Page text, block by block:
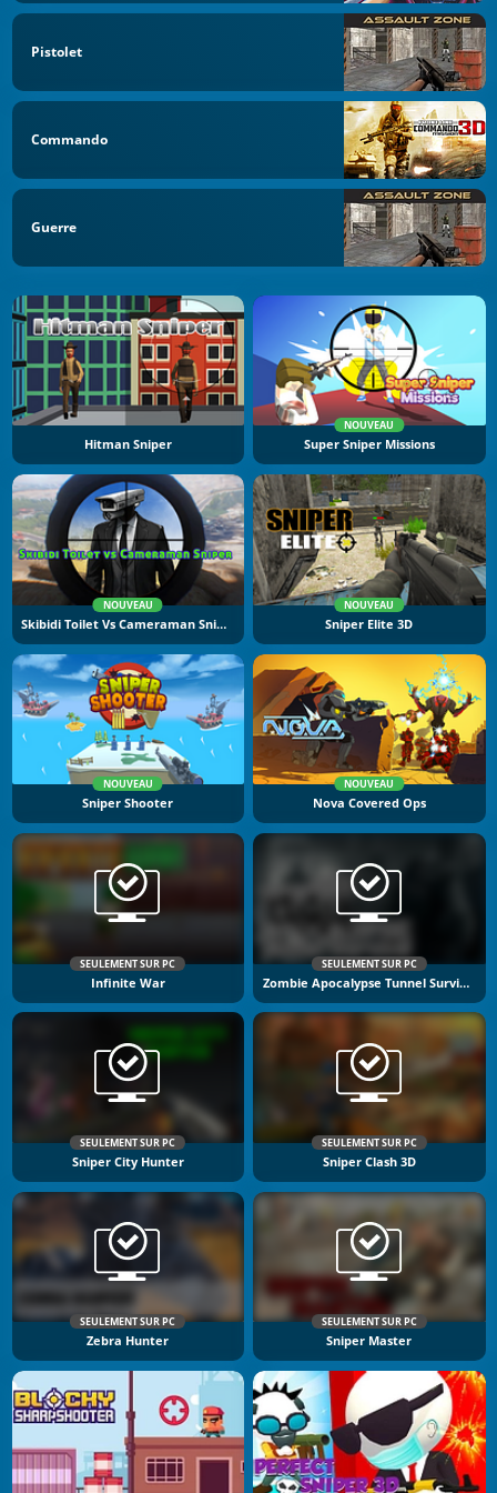
Pistolet
Commando
Guerre
Hitman Sniper
NOUVEAU
Super Sniper Missions
NOUVEAU
Skibidi Toilet Vs Cameraman Sniper
NOUVEAU
Sniper Elite 3D
NOUVEAU
Sniper Shooter
NOUVEAU
Nova Covered Ops
SEULEMENT SUR PC
Infinite War
SEULEMENT SUR PC
Zombie Apocalypse Tunnel Survival
SEULEMENT SUR PC
Sniper City Hunter
SEULEMENT SUR PC
Sniper Clash 3D
SEULEMENT SUR PC
Zebra Hunter
SEULEMENT SUR PC
Sniper Master